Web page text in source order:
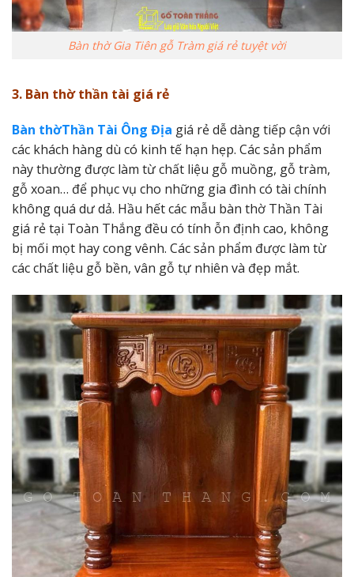
Bàn thờ Gia Tiên gỗ Tràm giá rẻ tuyệt vời
3. Bàn thờ thần tài giá rẻ
Bàn thờThần Tài Ông Địa giá rẻ dễ dàng tiếp cận với
các khách hàng dù có kinh tế hạn hẹp. Các sản phẩm
này thường được làm từ chất liệu gỗ muồng, gỗ tràm,
gỗ xoan… để phục vụ cho những gia đình có tài chính
không quá dư dả. Hầu hết các mẫu bàn thờ Thần Tài
giá rẻ tại Toàn Thắng đều có tính ỗn định cao, không
bị mối mọt hay cong vênh. Các sản phẩm được làm từ
các chất liệu gỗ bền, vân gỗ tự nhiên và đẹp mắt.